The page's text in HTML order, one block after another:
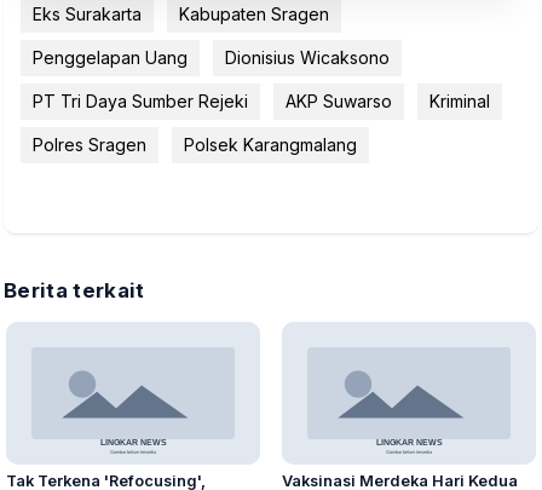
Eks Surakarta Kabupaten Sragen
Penggelapan Uang Dionisius Wicaksono
PT Tri Daya Sumber Rejeki AKP Suwarso Kriminal
Polres Sragen Polsek Karangmalang
Berita terkait
Tak Terkena 'Refocusing',
Vaksinasi Merdeka Hari Kedua